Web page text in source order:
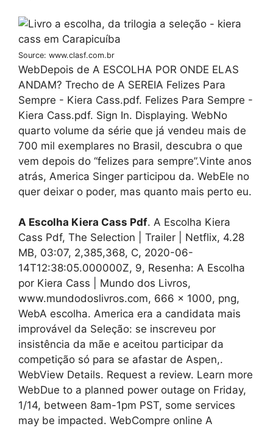
Source: www.clasf.com.br
WebDepois de A ESCOLHA POR ONDE ELAS
ANDAM? Trecho de A SEREIA Felizes Para
Sempre - Kiera Cass.pdf. Felizes Para Sempre -
Kiera Cass.pdf. Sign In. Displaying. WebNo
quarto volume da série que já vendeu mais de
700 mil exemplares no Brasil, descubra o que
vem depois do “felizes para sempre”.Vinte anos
atrás, America Singer participou da. WebEle no
quer deixar o poder, mas quanto mais perto eu.
A Escolha Kiera Cass Pdf. A Escolha Kiera
Cass Pdf, The Selection | Trailer | Netflix, 4.28
MB, 03:07, 2,385,368, C, 2020-06-
14T12:38:05.000000Z, 9, Resenha: A Escolha
por Kiera Cass | Mundo dos Livros,
www.mundodoslivros.com, 666 x 1000, png,
WebA escolha. America era a candidata mais
improvável da Seleção: se inscreveu por
insistência da mãe e aceitou participar da
competição só para se afastar de Aspen,.
WebView Details. Request a review. Learn more
WebDue to a planned power outage on Friday,
1/14, between 8am-1pm PST, some services
may be impacted. WebCompre online A